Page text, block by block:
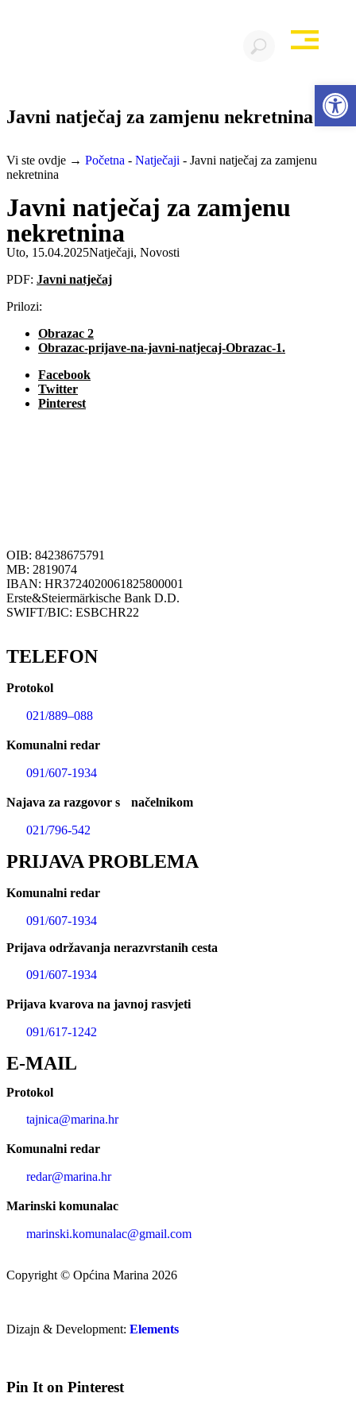
Javni natječaj za zamjenu nekretnina
Vi ste ovdje → Početna - Natječaji - Javni natječaj za zamjenu
nekretnina
Javni natječaj za zamjenu
nekretnina
Uto, 15.04.2025Natječaji, Novosti
PDF: Javni natječaj
Prilozi:
Obrazac 2
Obrazac-prijave-na-javni-natjecaj-Obrazac-1.
Facebook
Twitter
Pinterest
OIB: 84238675791
MB: 2819074
IBAN: HR3724020061825800001
Erste&Steiermärkische Bank D.D.
SWIFT/BIC: ESBCHR22
TELEFON
Protokol
021/889–088
Komunalni redar
091/607-1934
Najava za razgovor s načelnikom
021/796-542
PRIJAVA PROBLEMA
Komunalni redar
091/607-1934
Prijava održavanja nerazvrstanih cesta
091/607-1934
Prijava kvarova na javnoj rasvjeti
091/617-1242
E-MAIL
Protokol
tajnica@marina.hr
Komunalni redar
redar@marina.hr
Marinski komunalac
marinski.komunalac@gmail.com
Copyright © Općina Marina 2026
Dizajn & Development: Elements
Pin It on Pinterest